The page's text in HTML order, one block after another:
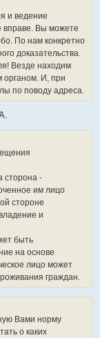
и ведение
вправе. Вы можете
По нам конкретно
доказательства.
Везде находим
органом. И, при
по поводу адреса.
сторона -
им лицо
стороне
и
быть
на основе
лицо может
граждан.
Вами норму
о каких